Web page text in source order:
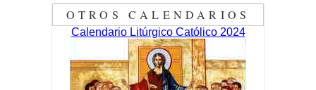
OTROS CALENDARIOS
Calendario Litúrgico Católico 2024